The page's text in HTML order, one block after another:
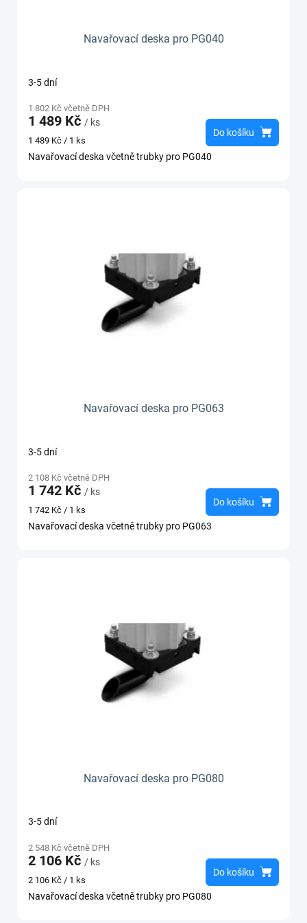
Navařovací deska pro PG040
3-5 dní
1 802 Kč včetně DPH
1 489 Kč / ks
Měrná
cena:
1 489 Kč / 1 ks
Do košíku
Navařovací deska včetně trubky pro PG040
Navařovací deska pro PG063
3-5 dní
2 108 Kč včetně DPH
1 742 Kč / ks
Měrná
cena:
1 742 Kč / 1 ks
Do košíku
Navařovací deska včetně trubky pro PG063
Navařovací deska pro PG080
3-5 dní
2 548 Kč včetně DPH
2 106 Kč / ks
Měrná
cena:
2 106 Kč / 1 ks
Do košíku
Navařovací deska včetně trubky pro PG080